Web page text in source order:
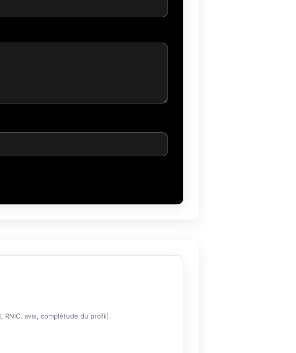
RNIC, avis, complétude du profil).